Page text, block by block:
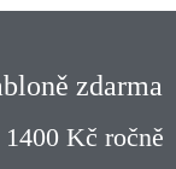
zdarma
Kč ročně